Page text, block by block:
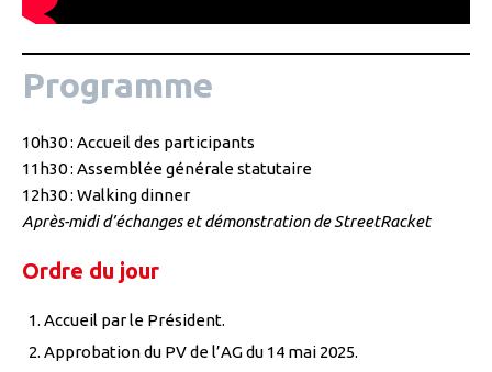
Programme
10h30 : Accueil des participants
11h30 : Assemblée générale statutaire
12h30 : Walking dinner
Après-midi d’échanges et démonstration de StreetRacket
Ordre du jour
Accueil par le Président.
Approbation du PV de l’AG du 14 mai 2025.